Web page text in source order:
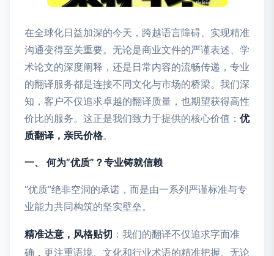
在全球化日益加深的今天，跨越语言障碍、实现精准
沟通变得至关重要。无论是商业文件的严谨表述、学
术论文的深度阐释，还是日常内容的流畅传递，专业
的翻译服务都是连接不同文化与市场的桥梁。我们深
知，客户不仅追求卓越的翻译质量，也期望获得高性
价比的服务。这正是我们致力于提供的核心价值： 优
质翻译，亲民价格。
一、 何为“优质”？专业铸就信赖
“优质”绝非空洞的承诺，而是由一系列严谨标准与专
业能力共同构筑的坚实壁垒。
精准达意，风格贴切 ：我们的翻译不仅追求字面准
确，更注重语境、文化和行业术语的精准把握。无论